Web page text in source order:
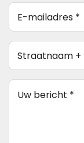
E-
mailadres
*
(Vereist)
Straatnaam
huisnummer
Bericht